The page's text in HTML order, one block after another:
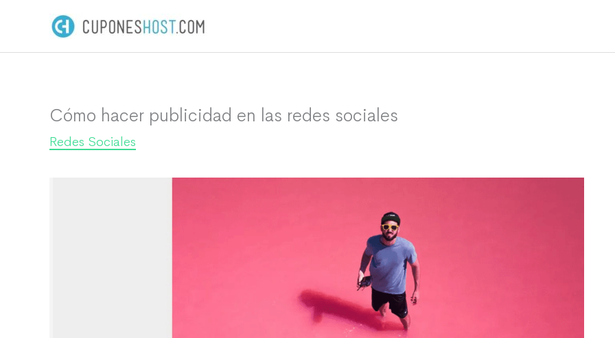
Cómo hacer publicidad en las redes sociales
Redes Sociales